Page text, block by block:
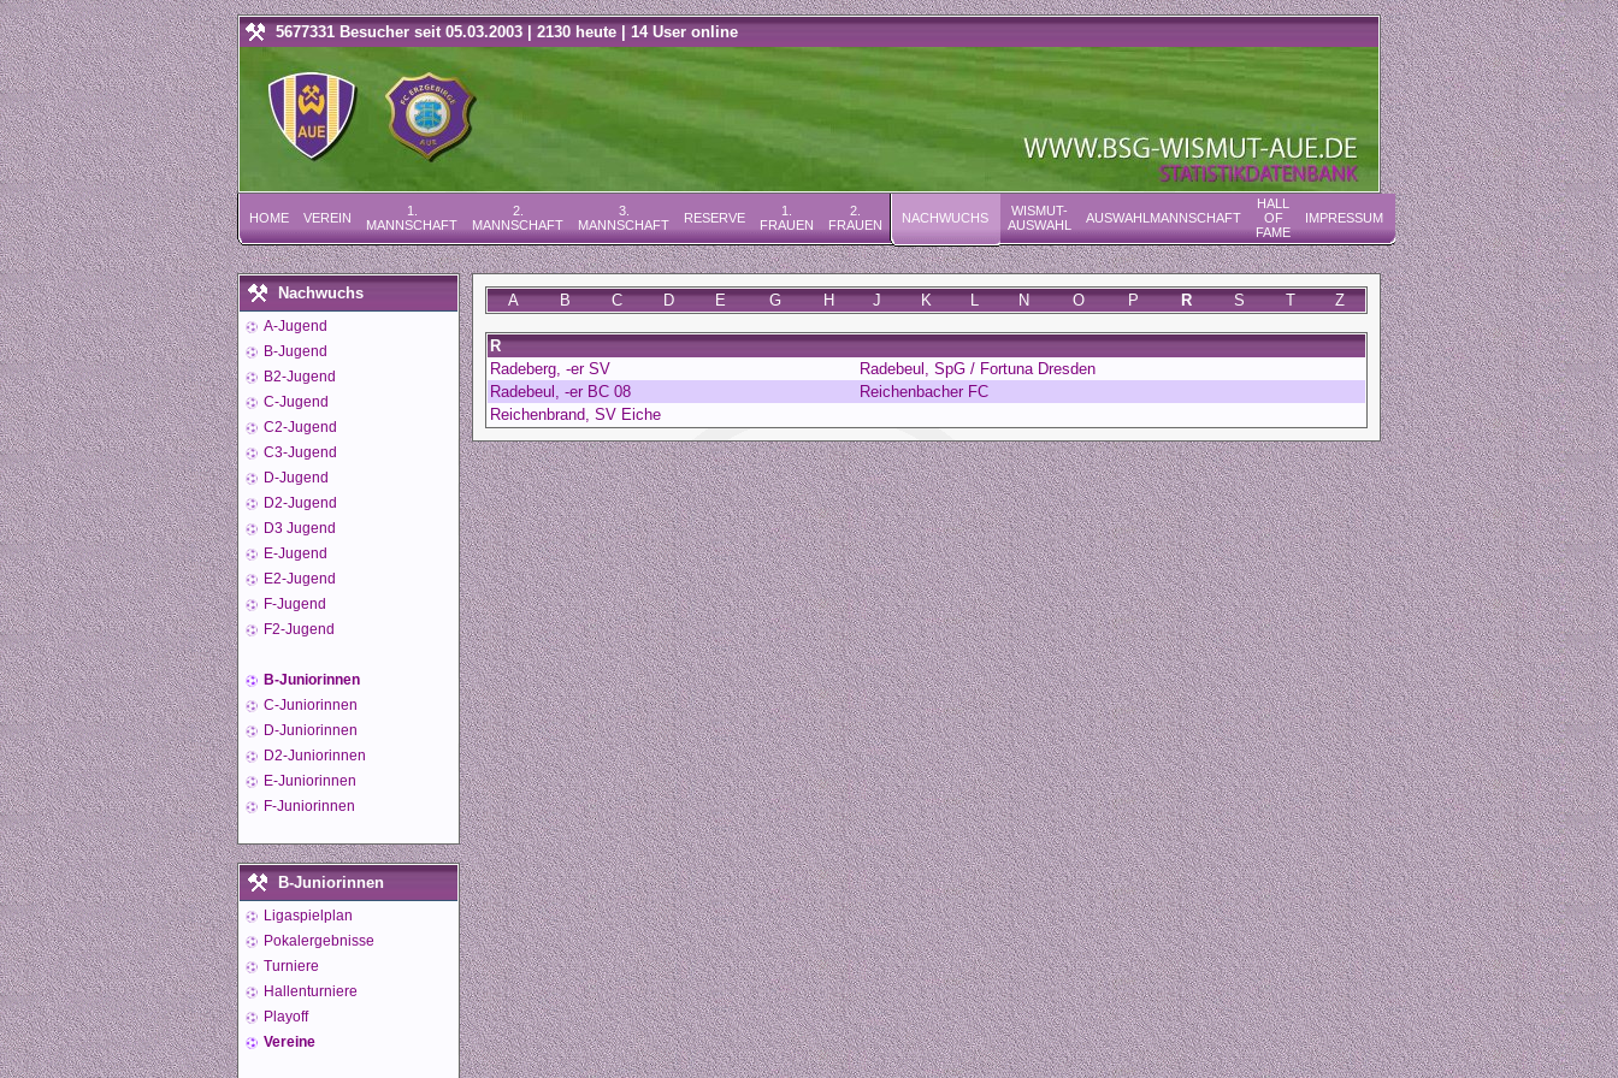
5677331 Besucher seit 05.03.2003 | 2130 heute | 14 User online
HOME VEREIN
1.
MANNSCHAFT
2.
MANNSCHAFT
3.
MANNSCHAFT
RESERVE
1.
FRAUEN
2.
FRAUEN
NACHWUCHS
WISMUT-
AUSWAHL
AUSWAHLMANNSCHAFT
HALL
OF
FAME
IMPRESSUM
Nachwuchs
A-Jugend
B-Jugend
B2-Jugend
C-Jugend
C2-Jugend
C3-Jugend
D-Jugend
D2-Jugend
D3 Jugend
E-Jugend
E2-Jugend
F-Jugend
F2-Jugend
B-Juniorinnen
C-Juniorinnen
D-Juniorinnen
D2-Juniorinnen
E-Juniorinnen
F-Juniorinnen
B-Juniorinnen
Ligaspielplan
Pokalergebnisse
Turniere
Hallenturniere
Playoff
Vereine
A B C D E G H J K L N O P R S T Z
R
Radeberg, -er SV
Radebeul, SpG / Fortuna Dresden
Radebeul, -er BC 08
Reichenbacher FC
Reichenbrand, SV Eiche